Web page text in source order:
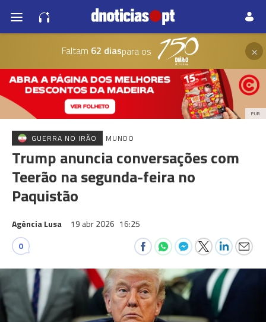
Faltam 62 diaspara os ×
PUB
GUERRA NO IRÃO MUNDO
Trump anuncia conversações com
Teerão na segunda-feira no
Paquistão
Agência Lusa 19 abr 2026 16:25
0